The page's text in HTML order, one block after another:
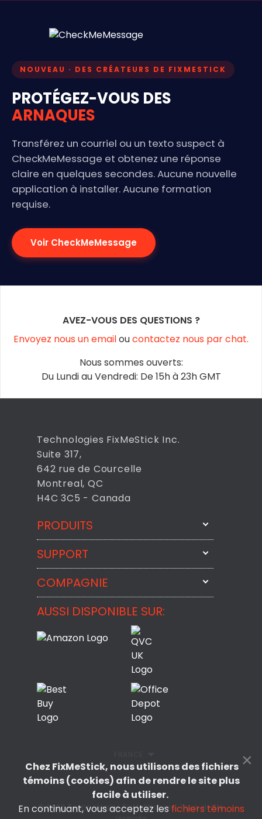
Chez FixMeStick, nous utilisons des fichiers
témoins (cookies) afin de rendre le site plus
facile à utiliser.
En continuant, vous acceptez les fichiers témoins
×
NOUVEAU · DES CRÉATEURS DE FIXMESTICK
PROTÉGEZ-VOUS DES
ARNAQUES
Transférez un courriel ou un texto suspect à
CheckMeMessage et obtenez une réponse
claire en quelques secondes. Aucune nouvelle
application à installer. Aucune formation
requise.
Voir CheckMeMessage
AVEZ-VOUS DES QUESTIONS ?
Envoyez nous un emailoucontactez nous par chat.
Nous sommes ouverts:
Du Lundi au Vendredi: De 15h à 23h GMT
Technologies FixMeStick Inc.
Suite 317,
642 rue de Courcelle
Montreal, QC
H4C 3C5 - Canada
PRODUITS
FixMeStick
BackMeUp
CheckMeMessage
SUPPORT
Contactez-nous par courriel
COMPAGNIE
À propos
Commentaires des Clients
Politique de confidentialité
Politique de remboursement
AUSSI DISPONIBLE SUR:
© 2026 Technologies FixMeStick Inc. Tous droits